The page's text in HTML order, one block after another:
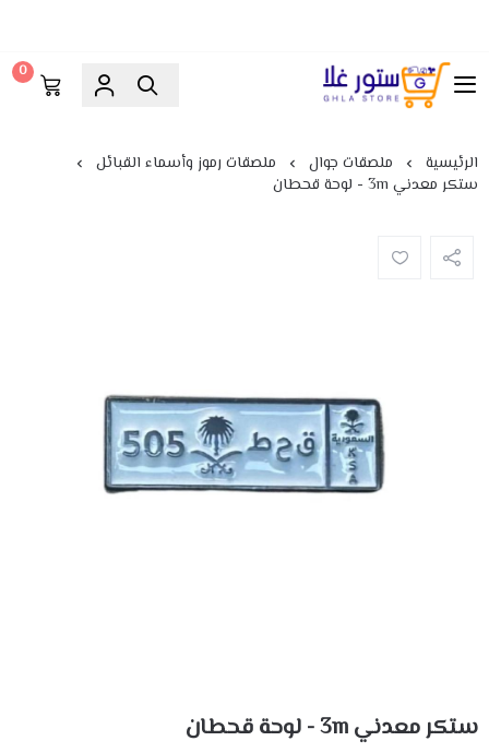
ستور غلا
0
الرئيسية ملصقات جوال
ملصقات رموز وأسماء القبائل
ستكر معدني 3m - لوحة قحطان
ستكر معدني 3m - لوحة قحطان